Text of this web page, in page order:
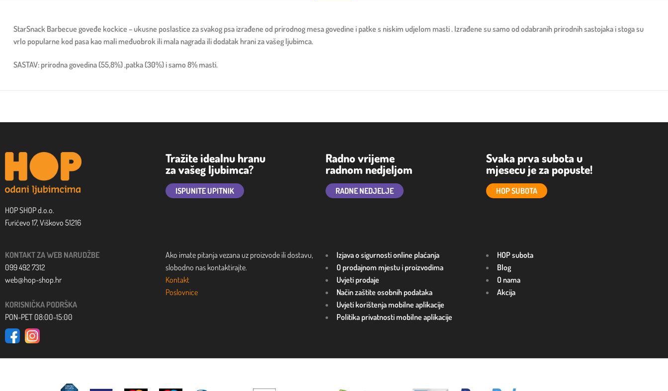
StarSnack Barbecue goveđe kockice – ukusne poslastice za svakog psa izrađene od prirodnog mesa govedine i patke s niskim udjelom masti . Izrađene su samo od odabranih prirodnih sastojaka i stoga su
vrlo popularne kod pasa kao mali međuobrok ili mala nagrada ili dodatak hrani za vašeg ljubimca.
SASTAV: prirodna govedina (55,8%) ,patka (30%) i samo 8% masti.
HOP SHOP d.o.o.
Furićevo 17, Viškovo 51216
Tražite idealnu hranu
za vašeg ljubimca?
ISPUNITE UPITNIK
Radno vrijeme
radnom nedjeljom
RADNE NEDJELJE
Svaka prva subota u
mjesecu je za popuste!
HOP SUBOTA
KONTAKT ZA WEB NARUDŽBE
099 492 7312
web@hop-shop.hr
KORISNIČKA PODRŠKA
PON-PET 08:00-15:00
Ako imate pitanja vezana uz proizvode ili dostavu,
slobodno nas kontaktirajte.
Kontakt
Poslovnice
Izjava o sigurnosti online plaćanja
O prodajnom mjestu i proizvodima
Uvjeti prodaje
Način zaštite osobnih podataka
Uvjeti korištenja mobilne aplikacije
Politika privatnosti mobilne aplikacije
HOP subota
Blog
O nama
Akcija